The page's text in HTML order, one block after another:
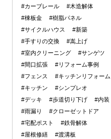
#カーブレール
#木造解体
#棟板金
#樹脂パネル
#サイクルハウス
#新築
#手すりの交換
#嵩上げ
#室内クリーニング
#サンゲツ
#間口拡張
#リフォーム事例
#フェンス
#キッチンリフォーム
#キッチン
#シンプレオ
#デッキ
#歩道切り下げ
#内装
#雨漏り
#クローゼットドア
#宅配ポスト
#鉄骨解体
#屋根修繕
#渡溝板